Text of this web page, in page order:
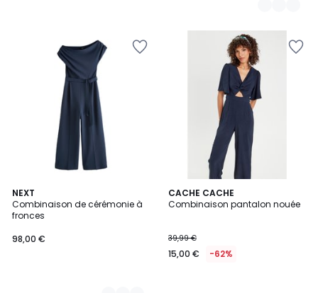
NEXT
Combinaison de cérémonie à
fronces
98,00 €
2
Couleurs
CACHE CACHE
Combinaison pantalon nouée
39,99 €
15,00 € -62%